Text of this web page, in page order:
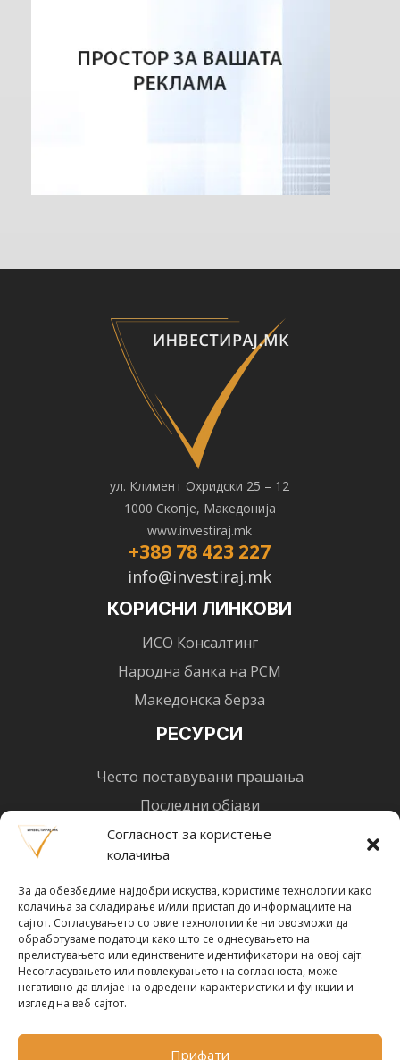
Согласност за користење
колачиња
За да обезбедиме најдобри искуства, користиме технологии како
колачиња за складирање и/или пристап до информациите на
сајтот. Согласувањето со овие технологии ќе ни овозможи да
обработуваме податоци како што се однесувањето на
прелистувањето или единствените идентификатори на овој сајт.
Несогласувањето или повлекувањето на согласноста, може
негативно да влијае на одредени карактеристики и функции и
изглед на веб сајтот.
Прифати
ул. Климент Охридски 25 – 12
1000 Скопје, Македонија
www.investiraj.mk
+389 78 423 227
info@investiraj.mk
КОРИСНИ ЛИНКОВИ
ИСО Консалтинг
Народна банка на РСМ
Македонска берза
РЕСУРСИ
Често поставувани прашања
Последни објави
Најнови вести
Почни со инвестирање
Претплати се за новости